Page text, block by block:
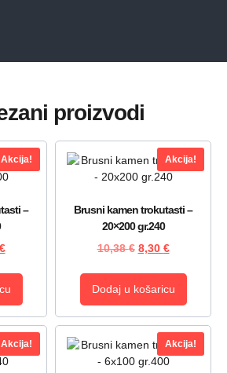
proizvodi
Akcija!
–
€
Akcija!
Brusni kamen trokutasti –
20×200 gr.240
10,38€ 8,30 €
Dodaj u košaricu
Akcija! Akcija!